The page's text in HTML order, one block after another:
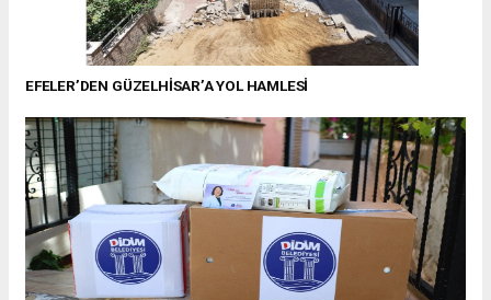
EFELER’DEN GÜZELHİSAR’A YOL HAMLESİ